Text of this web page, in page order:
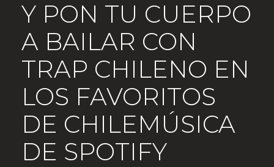
Y PON TU CUERPO
A BAILAR CON
TRAP CHILENO EN
LOS FAVORITOS
DE CHILEMÚSICA
DE SPOTIFY